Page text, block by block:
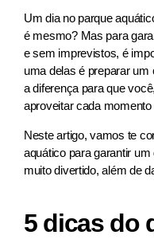
Um dia no parque
é mesmo? Mas para
e sem imprevistos, é
uma delas é preparar
a diferença para que
aproveitar cada
Neste artigo, vamos te
aquático para garantir
muito divertido, além de
5 dicas do